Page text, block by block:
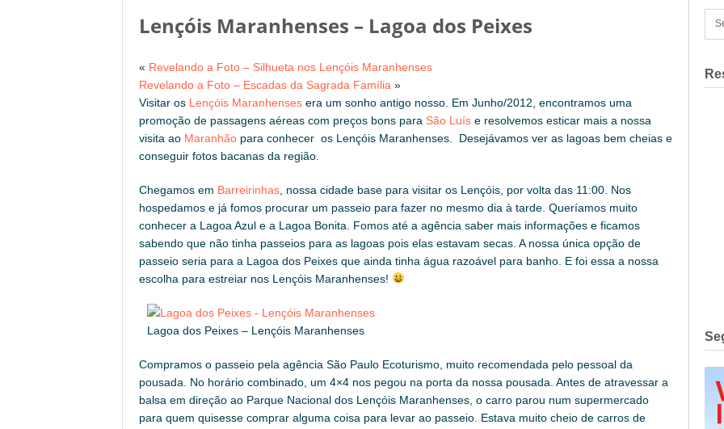
Lençóis Maranhenses – Lagoa dos Peixes
« Revelando a Foto – Silhueta nos Lençóis Maranhenses
Revelando a Foto – Escadas da Sagrada Família »
Visitar os Lençóis Maranhenses era um sonho antigo nosso. Em Junho/2012, encontramos uma
promoção de passagens aéreas com preços bons para São Luís e resolvemos esticar mais a nossa
visita ao Maranhão para conhecer os Lençóis Maranhenses. Desejávamos ver as lagoas bem cheias e
conseguir fotos bacanas da região.
Chegamos em Barreirinhas , nossa cidade base para visitar os Lençóis, por volta das 11:00. Nos
hospedamos e já fomos procurar um passeio para fazer no mesmo dia à tarde. Queríamos muito
conhecer a Lagoa Azul e a Lagoa Bonita. Fomos até a agência saber mais informações e ficamos
sabendo que não tinha passeios para as lagoas pois elas estavam secas. A nossa única opção de
passeio seria para a Lagoa dos Peixes que ainda tinha água razoável para banho. E foi essa a nossa
escolha para estreiar nos Lençóis Maranhenses!
Lagoa dos Peixes – Lençóis Maranhenses
Compramos o passeio pela agência São Paulo Ecoturismo, muito recomendada pelo pessoal da
pousada. No horário combinado, um 4×4 nos pegou na porta da nossa pousada. Antes de atravessar a
balsa em direção ao Parque Nacional dos Lençóis Maranhenses, o carro parou num supermercado
para quem quisesse comprar alguma coisa para levar ao passeio. Estava muito cheio de carros de